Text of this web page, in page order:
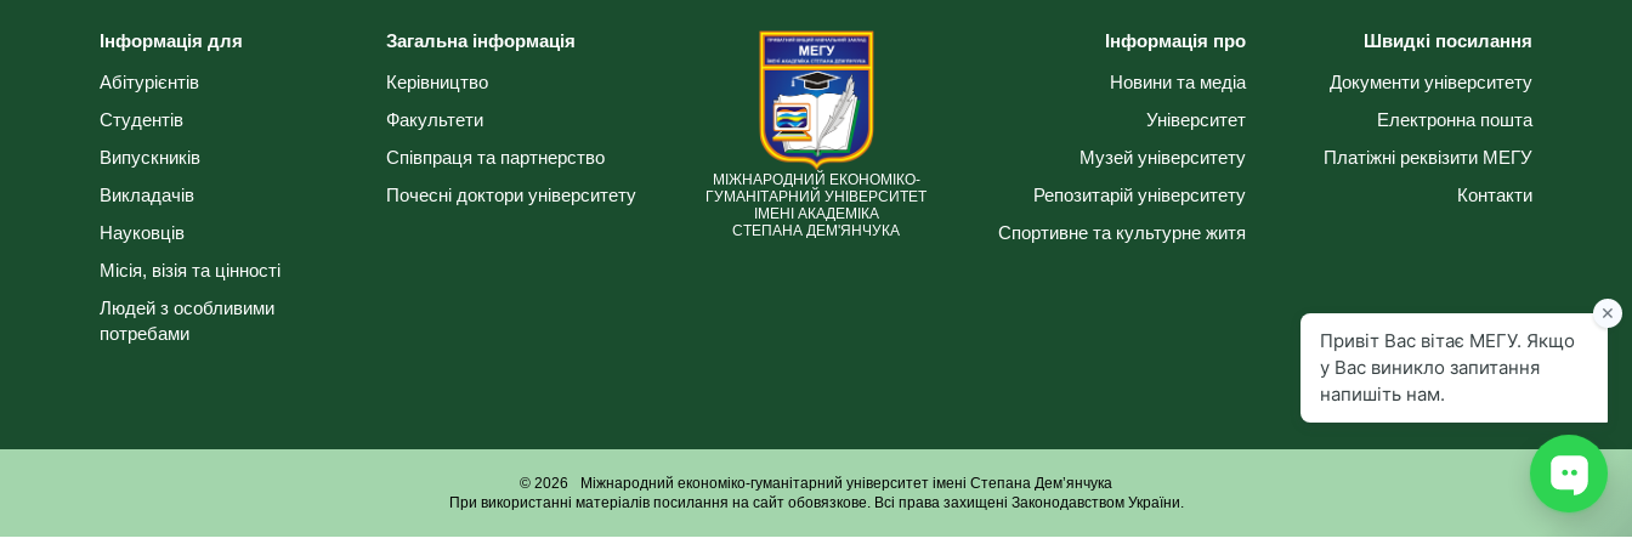
Інформація для
Абітурієнтів
Студентів
Випускників
Викладачів
Науковців
Місія, візія та цінності
Людей з особливими
потребами
Загальна інформація
Керівництво
Факультети
Співпраця та партнерство
Почесні доктори університету
МІЖНАРОДНИЙ ЕКОНОМІКО-
ГУМАНІТАРНИЙ УНІВЕРСИТЕТ
ІМЕНІ АКАДЕМІКА
СТЕПАНА ДЕМ'ЯНЧУКА
Інформація про
Новини та медіа
Університет
Музей університету
Репозитарій університету
Спортивне та культурне житя
Швидкі посилання
Документи університету
Електронна пошта
Платіжні реквізити МЕГУ
Контакти
© 2026
Міжнародний економіко-гуманітарний університет імені Степана Дем’янчука
При використанні матеріалів посилання на сайт обовязкове. Всі права захищені Законодавством України.